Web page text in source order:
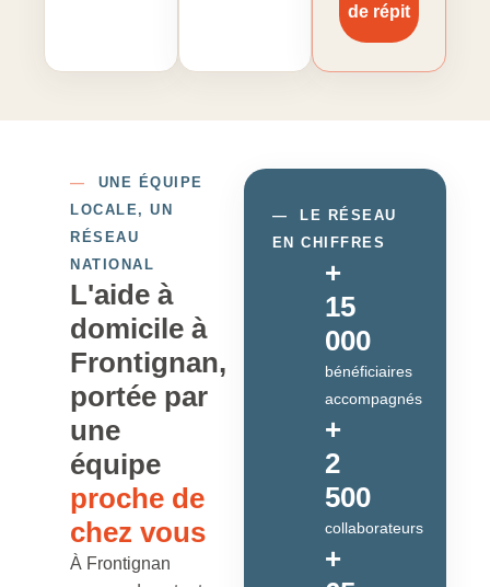
de répit
— UNE ÉQUIPE
LOCALE, UN
RÉSEAU
NATIONAL
L'aide à
domicile à
Frontignan,
portée par
une
équipe
proche de
chez vous
À Frontignan
— LE RÉSEAU
EN CHIFFRES
+
15
000
bénéficiaires
accompagnés
+
2
500
collaborateurs
+